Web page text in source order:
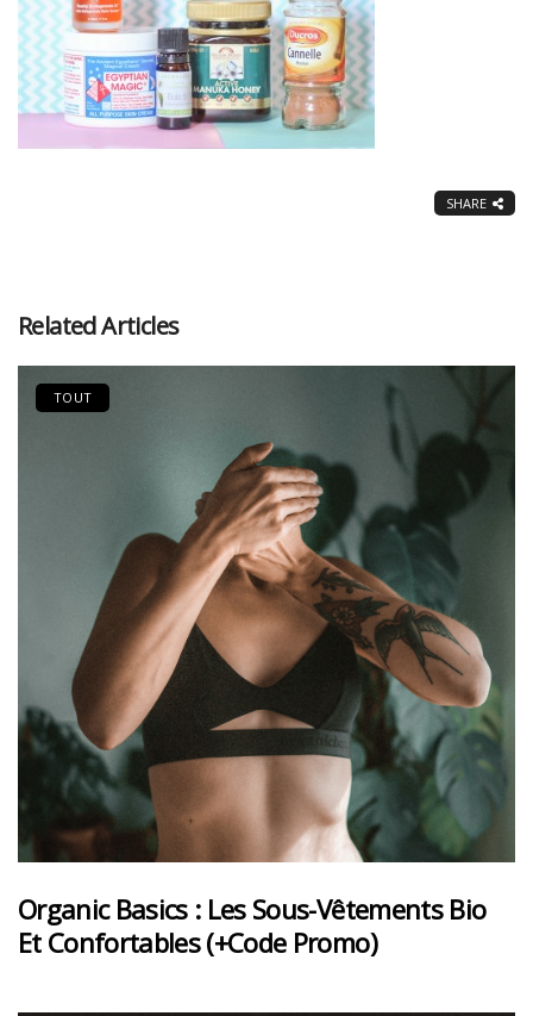
SHARE
Related Articles
TOUT
Organic Basics : Les Sous-Vêtements Bio
Et Confortables (+code Promo)